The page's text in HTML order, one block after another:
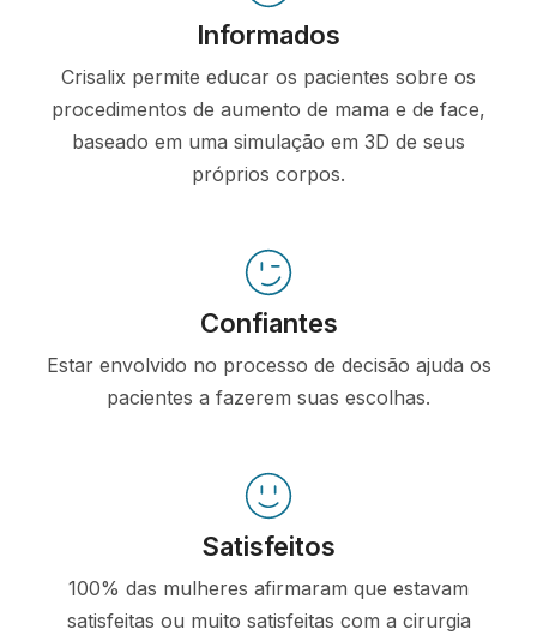
Informados
Crisalix permite educar os pacientes sobre os
procedimentos de aumento de mama e de face,
baseado em uma simulação em 3D de seus
próprios corpos.
Confiantes
Estar envolvido no processo de decisão ajuda os
pacientes a fazerem suas escolhas.
Satisfeitos
100% das mulheres afirmaram que estavam
satisfeitas ou muito satisfeitas com a cirurgia